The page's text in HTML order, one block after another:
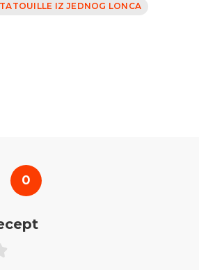
IZ JEDNOG LONCA
0